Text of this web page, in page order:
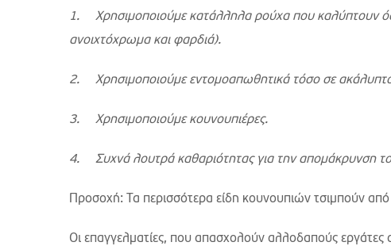
1. Χρησιμοποιούμε κατάλληλα ρούχα που καλύπτουν
ανοιχτόχρωμα και φαρδιά).
2. Χρησιμοποιούμε εντομοαπωθητικά τόσο σε
3. Χρησιμοποιούμε κουνουπιέρες.
4. Συχνά λουτρά καθαριότητας για την απομάκρυνση
Προσοχή: Τα περισσότερα είδη κουνουπιών τσιμπούν
Οι επαγγελματίες, που απασχολούν αλλοδαπούς